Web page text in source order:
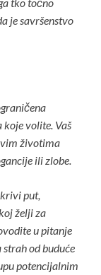
je savršenstvo
volite. Vaš
životima
ili zlobe.
put,
želji za
u pitanje
od buduće
potencijalnim